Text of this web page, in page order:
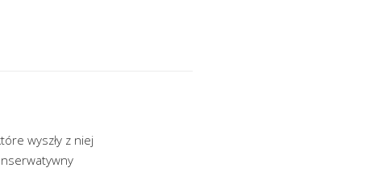
wyszły z niej